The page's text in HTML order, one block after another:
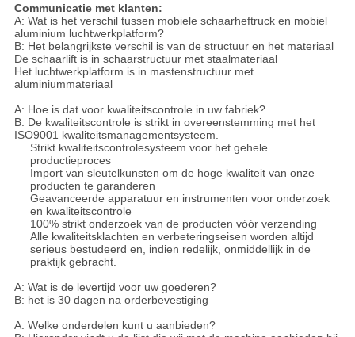
Communicatie met klanten:
A: Wat is het verschil tussen mobiele schaarheftruck en mobiel
aluminium luchtwerkplatform?
B: Het belangrijkste verschil is van de structuur en het materiaal
De schaarlift is in schaarstructuur met staalmateriaal
Het luchtwerkplatform is in mastenstructuur met
aluminiummateriaal
A: Hoe is dat voor kwaliteitscontrole in uw fabriek?
B: De kwaliteitscontrole is strikt in overeenstemming met het
ISO9001 kwaliteitsmanagementsysteem.
Strikt kwaliteitscontrolesysteem voor het gehele
productieproces
Import van sleutelkunsten om de hoge kwaliteit van onze
producten te garanderen
Geavanceerde apparatuur en instrumenten voor onderzoek
en kwaliteitscontrole
100% strikt onderzoek van de producten vóór verzending
Alle kwaliteitsklachten en verbeteringseisen worden altijd
serieus bestudeerd en, indien redelijk, onmiddellijk in de
praktijk gebracht.
A: Wat is de levertijd voor uw goederen?
B: het is 30 dagen na orderbevestiging
A: Welke onderdelen kunt u aanbieden?